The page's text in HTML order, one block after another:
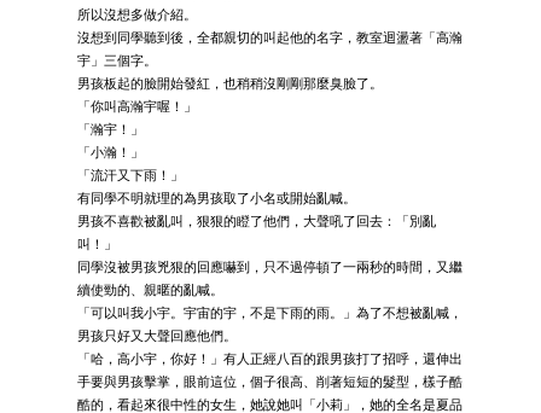
所以沒想多做介紹。
沒想到同學聽到後，全都親切的叫起他的名字，教室迴盪著「高瀚
宇」三個字。
男孩板起的臉開始發紅，也稍稍沒剛剛那麼臭臉了。
「你叫高瀚宇喔！」
「瀚宇！」
「小瀚！」
「流汗又下雨！」
有同學不明就理的為男孩取了小名或開始亂喊。
男孩不喜歡被亂叫，狠狠的瞪了他們，大聲吼了回去：「別亂
叫！」
同學沒被男孩兇狠的回應嚇到，只不過停頓了一兩秒的時間，又繼
續使勁的、親暱的亂喊。
「可以叫我小宇。宇宙的宇，不是下雨的雨。」為了不想被亂喊，
男孩只好又大聲回應他們。
「哈，高小宇，你好！」有人正經八百的跟男孩打了招呼，還伸出
手要與男孩擊掌，眼前這位，個子很高、削著短短的髮型，樣子酷
酷的，看起來很中性的女生，她說她叫「小莉」，她的全名是夏品